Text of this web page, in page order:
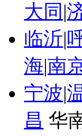
大同 |
临沂|
海|南
宁波|
昌 华